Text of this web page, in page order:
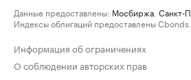
Данные предоставлены: Мосбиржа Санкт-
Индексы облигаций предоставлены Cbonds.
Информация об ограничениях
О соблюдении авторских прав